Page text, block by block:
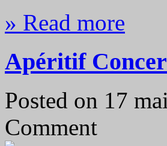
» Read more
Apéritif
Posted on 17
Comment